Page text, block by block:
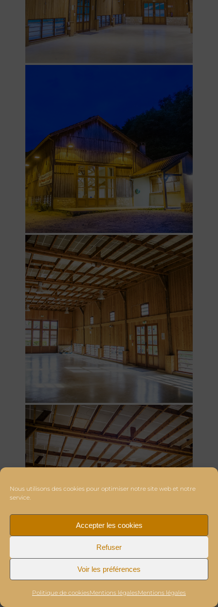
Nous utilisons des cookies pour optimiser notre site web et notre
service.
Accepter les cookies
Refuser
Voir les préférences
Politique de cookiesMentions légalesMentions légales